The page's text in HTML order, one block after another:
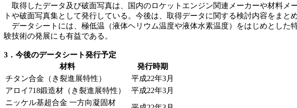
取得したデータ及び破面写真は、国内のロケットエンジン関連メーカーや材料メ
トや破面写真集として発行している。今後は、取得データに関する検討内容をまと
データシートには、極低温（液体ヘリウム温度や液体水素温度）をはじめとした
験技術の発展にも有益である。
3．今後のデータシート発行予定
材料
発行時期
チタン合金（き裂進展特性）
平成22年3月
アロイ718鍛造材（き裂進展特性）
平成22年3月
ニッケル基超合金 一方向凝固材